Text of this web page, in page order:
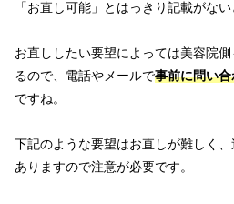
「お直し可能」とはっきり記載がな
お直ししたい要望によっては美容院
るので、電話やメールで事前に問い
ですね。
下記のような要望はお直しが難しく
ありますので注意が必要です。